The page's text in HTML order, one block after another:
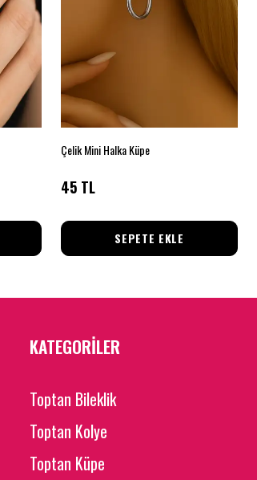
Çelik Mini Halka Küpe
45 TL
SEPETE EKLE
KATEGORİLER
Toptan Bileklik
Toptan Kolye
Toptan Küpe